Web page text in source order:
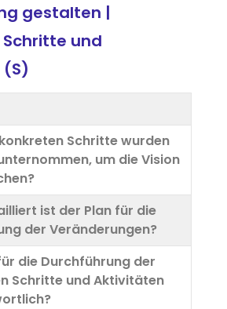
gestalten |
und
Schritte wurden
um die Vision
ist der Plan für die
der Veränderungen?
die Durchführung der
Schritte und Aktivitäten